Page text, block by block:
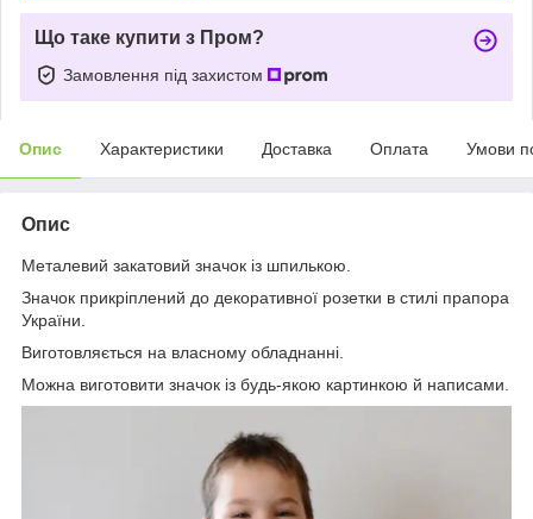
Що таке купити з Пром?
Замовлення під захистом
Опис Характеристики Доставка Оплата Умови
Опис
Металевий закатовий значок із шпилькою.
Значок прикріплений до декоративної розетки в стилі прапора
України.
Виготовляється на власному обладнанні.
Можна виготовити значок із будь-якою картинкою й написами.